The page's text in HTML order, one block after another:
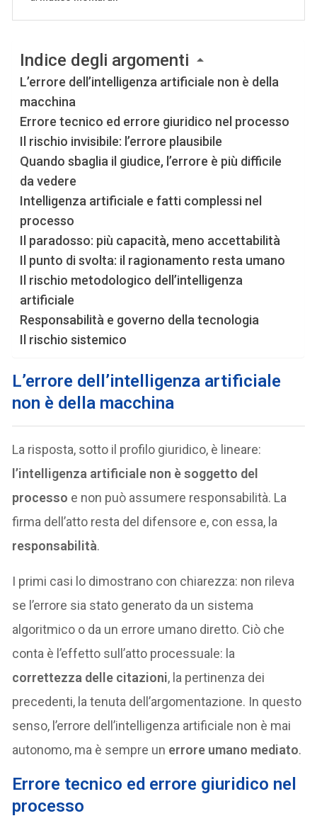
Indice degli argomenti
L’errore dell’intelligenza artificiale non è della
macchina
Errore tecnico ed errore giuridico nel processo
Il rischio invisibile: l’errore plausibile
Quando sbaglia il giudice, l’errore è più difficile
da vedere
Intelligenza artificiale e fatti complessi nel
processo
Il paradosso: più capacità, meno accettabilità
Il punto di svolta: il ragionamento resta umano
Il rischio metodologico dell’intelligenza
artificiale
Responsabilità e governo della tecnologia
Il rischio sistemico
L’errore dell’intelligenza artificiale
non è della macchina
La risposta, sotto il profilo giuridico, è lineare:
l’intelligenza artificiale non è soggetto del
processo e non può assumere responsabilità. La
firma dell’atto resta del difensore e, con essa, la
responsabilità.
I primi casi lo dimostrano con chiarezza: non rileva
se l’errore sia stato generato da un sistema
algoritmico o da un errore umano diretto. Ciò che
conta è l’effetto sull’atto processuale: la
correttezza delle citazioni, la pertinenza dei
precedenti, la tenuta dell’argomentazione. In questo
senso, l’errore dell’intelligenza artificiale non è mai
autonomo, ma è sempre un errore umano mediato.
Errore tecnico ed errore giuridico nel
processo